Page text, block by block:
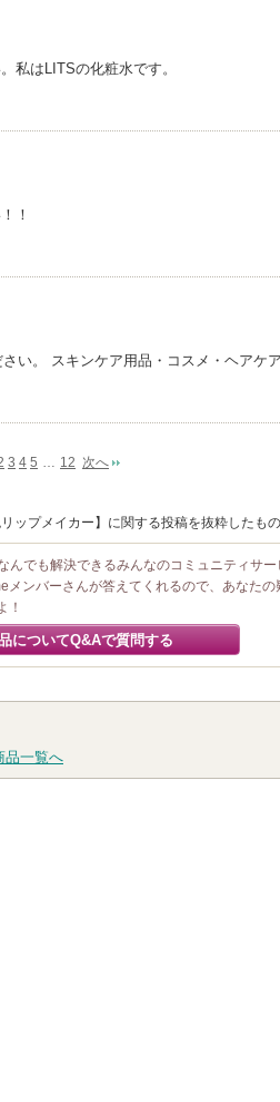
私はLITSの化粧水です。
！
い。 スキンケア用品・コスメ・ヘアケ
3 4 5 … 12 次へ
ップメイカー】に関する投稿を抜粋したもの
んでも解決できるみんなのコミュニティサー
メンバーさんが答えてくれるので、あなたの
！
についてQ&Aで質問する
品一覧へ